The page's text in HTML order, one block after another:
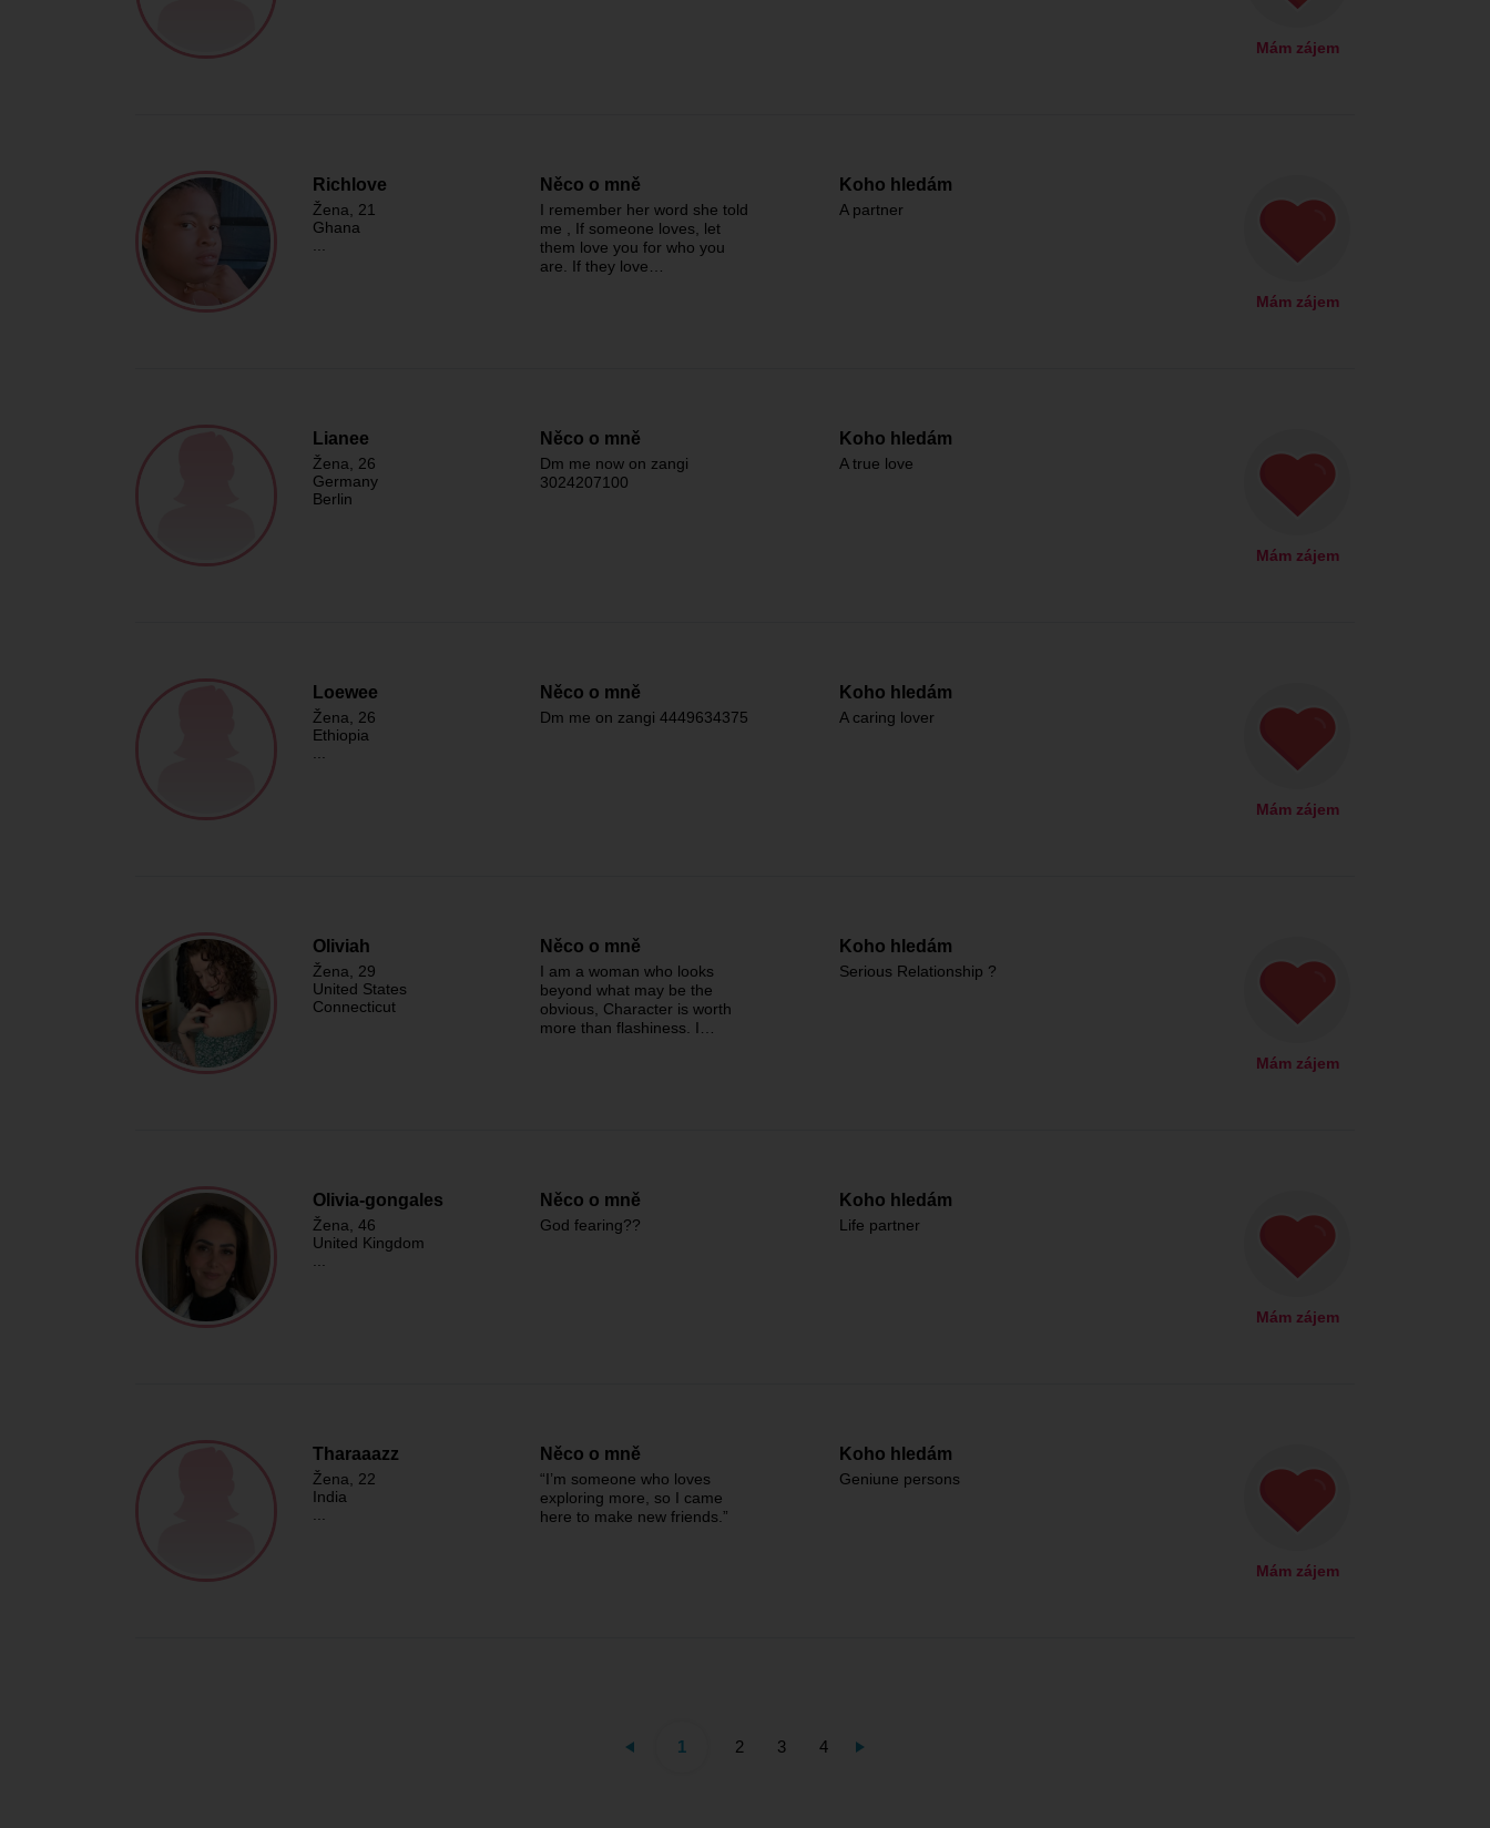
Mám zájem
Richlove
Žena , 21
Ghana
Něco o mně
I remember her word she told
me , If someone loves, let
them love you for who you
are. If they love…
Koho hledám
A partner
Mám zájem
Lianee
Žena , 26
Germany
Berlin
Něco o mně
Dm me now on zangi
3024207100
Koho hledám
A true love
Mám zájem
Loewee
Žena , 26
Ethiopia
Něco o mně
Dm me on zangi 4449634375
Koho hledám
A caring lover
Mám zájem
Oliviah
Žena , 29
United States
Connecticut
Něco o mně
I am a woman who looks
beyond what may be the
obvious, Character is worth
more than flashiness. I…
Koho hledám
Serious Relationship ?
Mám zájem
Olivia-gongales
Žena , 46
United Kingdom
Něco o mně
God fearing??
Koho hledám
Life partner
Mám zájem
Tharaaazz
Žena , 22
India
Něco o mně
“I’m someone who loves
exploring more, so I came
here to make new friends.”
Koho hledám
Geniune persons
Mám zájem
1 2 3 4